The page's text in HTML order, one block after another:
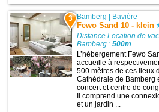
3 Bamberg Bavière
Fewo Sand 10 - klein
Distance Location de
Bamberg :500m
L’hébergement Fewo
accueille à
500 mètres de ces lieux
Cathédrale de Bamberg
concert et centre de
Il comprend une
et un jardin ...